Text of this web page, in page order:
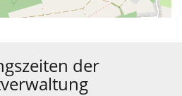
der